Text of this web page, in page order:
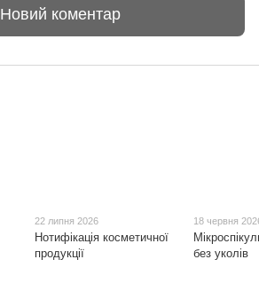
Новий коментар
22 липня 2026
Нотифікація косметичної
продукції
18 червня
без уколів